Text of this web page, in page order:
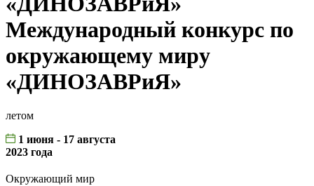
Международный конкурс по
окружающему миру
«ДИНОЗАВРиЯ»
летом
1 июня - 17 августа
2023 года
Окружающий мир